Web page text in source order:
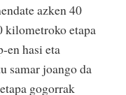
azken 40
kilometroko etapa
en hasi eta
samar joango da
gogorrak